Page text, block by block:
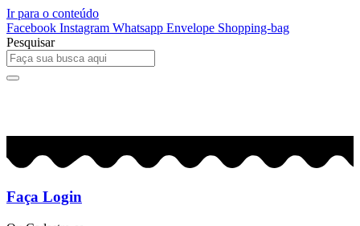
Ir para o conteúdo
Facebook Instagram Whatsapp Envelope Shopping-bag
Pesquisar
Faça Login